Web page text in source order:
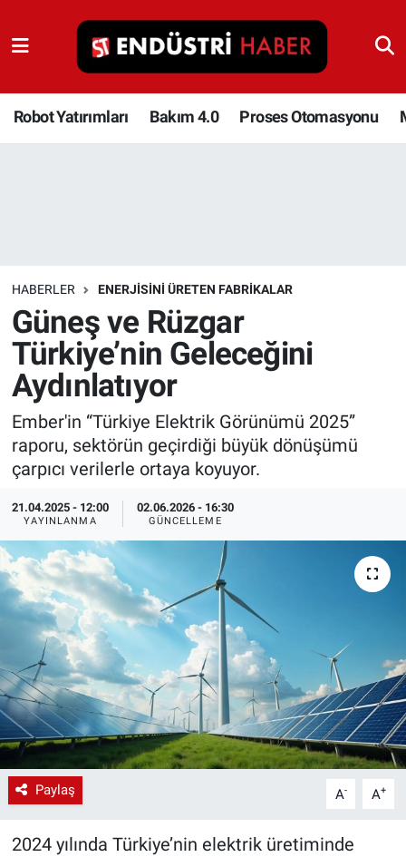
Robot Yatırımları Bakım 4.0 Proses Otomasyonu
HABERLER ENERJISINI ÜRETEN FABRIKALAR
Güneş ve Rüzgar
Türkiye’nin Geleceğini
Aydınlatıyor
Ember'in “Türkiye Elektrik Görünümü 2025”
raporu, sektörün geçirdiği büyük dönüşümü
çarpıcı verilerle ortaya koyuyor.
21.04.2025 - 12:00
YAYINLANMA
02.06.2026 - 16:30
GÜNCELLEME
Paylaş A- A+
2024 yılında Türkiye’nin elektrik üretiminde
Robot Yatırımları
Bakım 4.0
Depolama Çözümleri
İnşaat ve Malzeme
HaberOrtak
EndüstriST
Enerjisini Üreten Fabrikalar
Endüstri 4.0 Uygulamaları
Ağır Sanayi Çözümleri